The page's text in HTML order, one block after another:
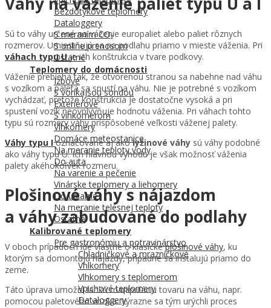
Bezdotykové teplomery
Dataloggery
S meraním CO₂
S online prenosom
Ostatné
Teplomery do domácnosti
Izbové
S vonkajšou sondou
Exteriérové
S vlhkomerom
Vlhkomery
Domáce meteostanice
Na meranie teploty vody
Do auta
Na varenie a pečenie
Vinárske teplomery a liehomery
Do udiarne
Na meranie telesnej teploty
Ostatné
Kalibrované teplomery
Pre gastronómiu a potravinárstvo
Chladničkové a mrazničkové
Vhlkomery
Vlhkomery s teplomerom
Vpichové teplomery
Dataloggery
Sú to váhy určené na váženie europaliet alebo paliet rôznych
rozmerov. Umiestňujú sa na podlahu priamo v mieste váženia. Pri
váhach typu U je ich konštrukcia v tvare podkovy.
Váženie prebieha tak, že otvorenou stranou sa nabehne nad váhu
s vozíkom a paleta sa spustí na váhu. Nie je potrebné s vozíkom
vychádzať, pretože konštrukcia je dostatočne vysoká a pri
spustení vozík neovplyvňuje hodnotu váženia. Pri váhach tohto
typu sú rozmery váhy prispôsobené veľkosti váženej palety.
Váhy typu I označované aj akolyžinové váhy sú váhy podobné
ako váhy typu U. Ich hlavnou výhodu je však možnosť váženia
palety akéhokoľvek rozmeru.
Plošinové váhy s nájazdom
a váhy zabudované do podlahy
V oboch prípadoch ide vlastne o klasicképlošinové váhy, ku
ktorým sa domontujú nájazdy, prípadne sa inštalujú priamo do
zeme.
Táto úprava umožní ľahkú manipuláciu tovaru na váhu, napr.
pomocou paletového vozíka. Výrazne sa tým urýchli proces